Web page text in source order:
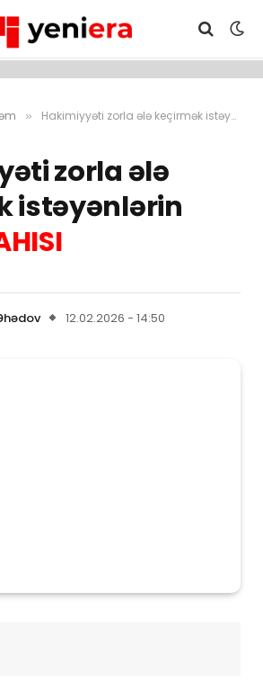
» Hakimiyyəti zorla ələ keçirmək istəyənlərin TAM SİYAHISI
zorla ələ
istəyənlərin
12.02.2026 - 14:50